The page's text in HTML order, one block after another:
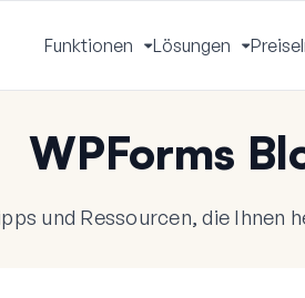
Funktionen
Menü
umschalten
Lösungen
Menü
Preise
WPForms
und Ressourcen, die Ihnen